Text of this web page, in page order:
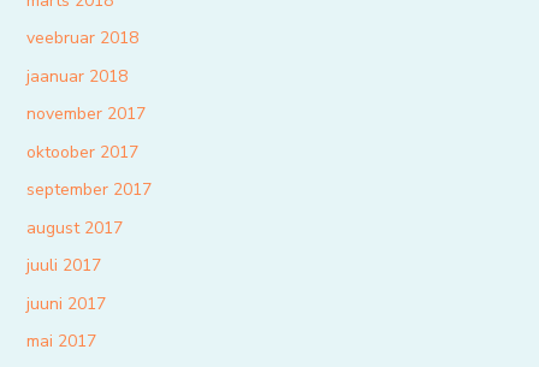
veebruar 2018
jaanuar 2018
november 2017
oktoober 2017
september 2017
august 2017
juuli 2017
juuni 2017
mai 2017